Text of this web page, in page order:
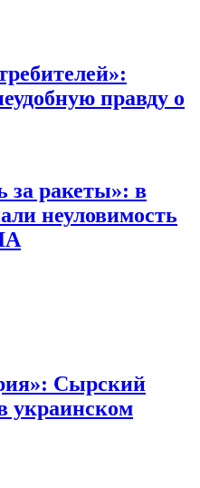
правду о
за ракеты»: в
неуловимость
Сырский
украинском